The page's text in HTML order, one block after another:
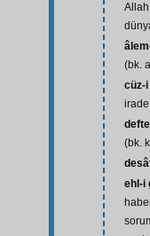
(bk.
cüz-
(bk.
ehl-i